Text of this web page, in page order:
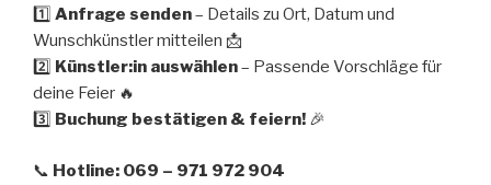
1️⃣ Anfrage senden– Details zu Ort, Datum und
Wunschkünstler mitteilen 📩
2️⃣ Künstler:in auswählen– Passende Vorschläge für
deine Feier 🔥
3️⃣ Buchung bestätigen & feiern! 🎉
📞 Hotline: 069 – 971 972 904